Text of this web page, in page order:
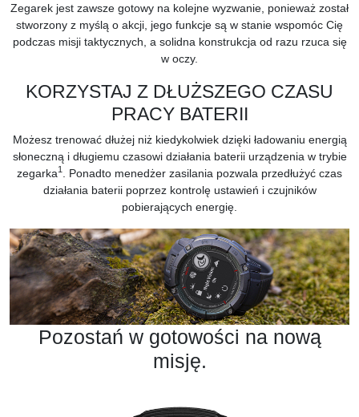
Zegarek jest zawsze gotowy na kolejne wyzwanie, ponieważ został
stworzony z myślą o akcji, jego funkcje są w stanie wspomóc Cię
podczas misji taktycznych, a solidna konstrukcja od razu rzuca się
w oczy.
KORZYSTAJ Z DŁUŻSZEGO CZASU
PRACY BATERII
Możesz trenować dłużej niż kiedykolwiek dzięki ładowaniu energią
słoneczną i długiemu czasowi działania baterii urządzenia w trybie
zegarka1
. Ponadto menedżer zasilania pozwala przedłużyć czas
działania baterii poprzez kontrolę ustawień i czujników
pobierających energię.
Pozostań w gotowości na nową
misję.